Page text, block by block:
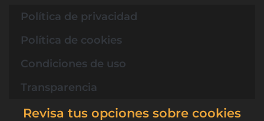
Política de privacidad
Política de cookies
Condiciones de uso
Transparencia
Revisa tus opciones sobre cookies